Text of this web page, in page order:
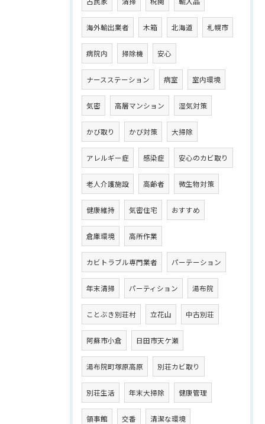
海外輸出業者 木箱 北海道 札幌市
病院内 掃除機 安心
ナースステーション 病室 室内環境
気密 高層マンション 湿気対策
かび取り かび対策 大掃除
アレルギー症 感染症 安心のカビ取り
老人介護施設 高齢者 微生物対策
健康維持 気密住宅 おすすめ
倉庫環境 高所作業
カビトラブル専門業者 パーテーション
年末清掃 パーティション 湯布院
ことぶき別荘村 立花山 中古別荘
阿蘇市小倉 日田市天ケ瀬
湯布院町塚原高原 別荘カビ取り
別荘生活 年末大掃除 健康管理
領事館 交番 清潔な環境